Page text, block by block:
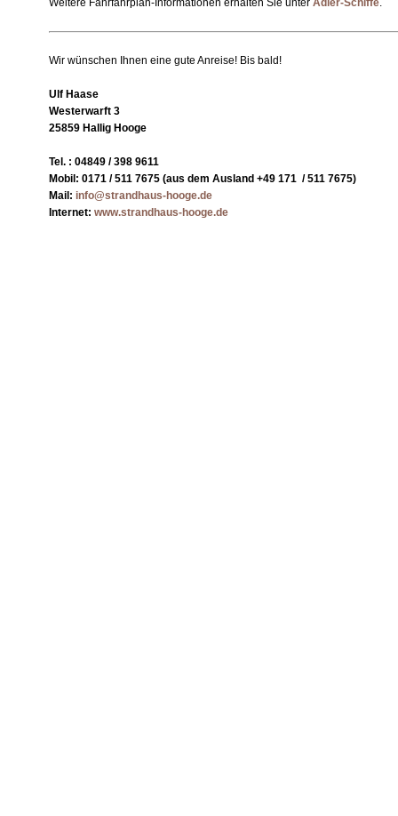
Weitere Fährfahrplan-Informationen erhalten Sie unter Adler-Schiffe.
Wir wünschen Ihnen eine gute Anreise! Bis bald!
Ulf Haase
Westerwarft 3
25859 Hallig Hooge
Tel. : 04849 / 398 9611
Mobil: 0171 / 511 7675 (aus dem Ausland +49 171 / 511 7675)
Mail: info@strandhaus-hooge.de
Internet: www.strandhaus-hooge.de